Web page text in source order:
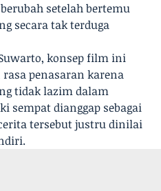
setelah bertemu
secara tak terduga
konsep film ini
penasaran karena
tidak lazim dalam
sempat dianggap sebagai
tersebut justru dinilai